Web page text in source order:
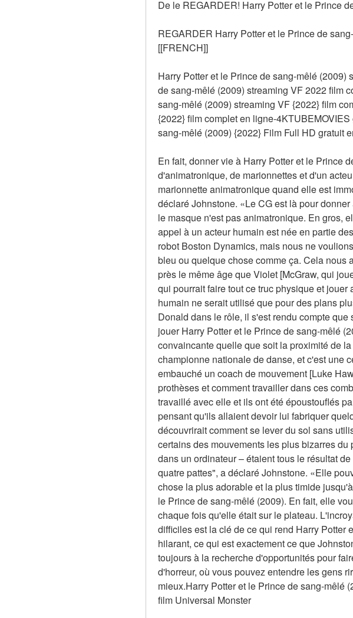
De le REGARDER! Harry Potter et le Prince
REGARDER Harry Potter et le Prince de
[[FRENCH]]
Harry Potter et le Prince de sang-mêlé
de sang-mêlé (2009) streaming VF 2022 film
sang-mêlé (2009) streaming VF {2022} film
{2022} film complet en ligne-
sang-mêlé (2009) {2022} Film Full HD gratuit
En fait, donner vie à Harry Potter et le Prince
d'animatronique, de marionnettes et d'un
marionnette animatronique quand elle est
déclaré Johnstone. «Le CG est là pour
le masque n'est pas animatronique. En gros,
appel à un acteur humain est née en partie
robot Boston Dynamics, mais nous ne
bleu ou quelque chose comme ça. Cela nous
près le même âge que Violet [McGraw, qui
qui pourrait faire tout ce truc physique et
humain ne serait utilisé que pour des plans
Donald dans le rôle, il s'est rendu compte
jouer Harry Potter et le Prince de sang-mêlé
convaincante quelle que soit la proximité de
championne nationale de danse, et c'est une
embauché un coach de mouvement [Luke
prothèses et comment travailler dans ces
travaillé avec elle et ils ont été époustouflés
pensant qu'ils allaient devoir lui fabriquer
découvrirait comment se lever du sol sans
certains des mouvements les plus bizarres
dans un ordinateur – étaient tous le résultat
quatre pattes", a déclaré Johnstone. «Elle
chose la plus adorable et la plus timide
le Prince de sang-mêlé (2009). En fait, elle
chaque fois qu'elle était sur le plateau.
difficiles est la clé de ce qui rend Harry Potter
hilarant, ce qui est exactement ce que
toujours à la recherche d'opportunités pour
d'horreur, où vous pouvez entendre les gens
mieux.Harry Potter et le Prince de sang-mêlé
film Universal Monster